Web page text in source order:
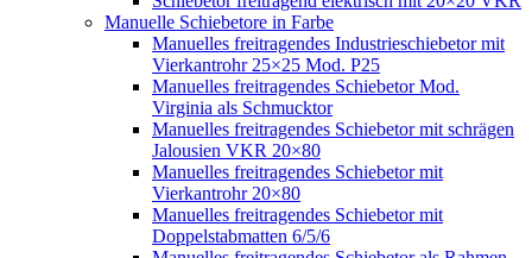
Manuelle Schiebetore in Farbe
Manuelles freitragendes Industrieschiebetor mit
Vierkantrohr 25×25 Mod. P25
Manuelles freitragendes Schiebetor Mod.
Virginia als Schmucktor
Manuelles freitragendes Schiebetor mit schrägen
Jalousien VKR 20×80
Manuelles freitragendes Schiebetor mit
Vierkantrohr 20×80
Manuelles freitragendes Schiebetor mit
Doppelstabmatten 6/5/6